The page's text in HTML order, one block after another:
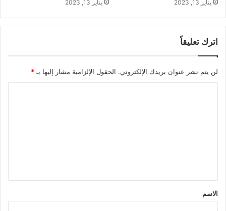
يناير 13, 2023 يناير 13, 2023
اترك تعليقاً
لن يتم نشر عنوان بريدك الإلكتروني. الحقول الإلزامية مشار إليها بـ*
ق
*
الاسم